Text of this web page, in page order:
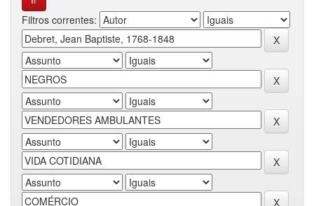
Filtros correntes: